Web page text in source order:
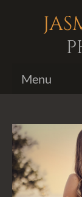
Menu
Photo
Biography
Contact me